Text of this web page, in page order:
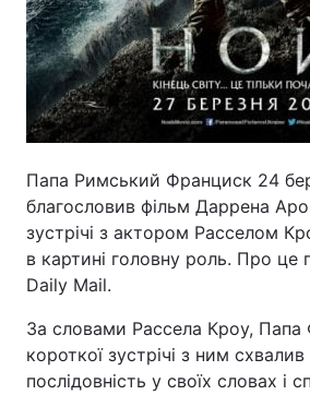
Папа Римський Франциск 24
благословив фільм Даррена
зустрічі з актором Расселом
в картині головну роль. Про це
Daily Mail.
За словами Рассела Кроу, Папа
короткої зустрічі з ним
послідовність у своїх словах і